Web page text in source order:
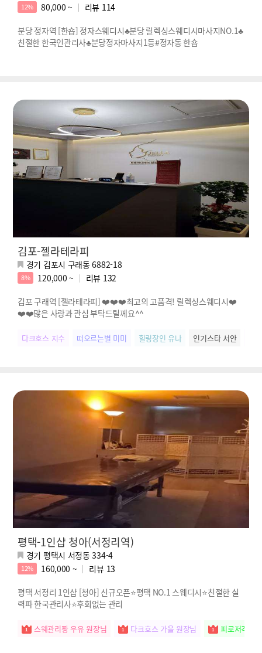
12% 80,000 ~ 리뷰 114
분당 정자역 [한숍] 정자스웨디시♣분당 릴렉싱스웨디시마사지NO.1♣
친절한 한국인관리사♣분당정자마사지1등#정자동 한숍
김포-젤라테라피
경기 김포시 구래동 6882-18
8% 120,000 ~ 리뷰 132
김포 구래역 [젤라테라피] ❤️❤️❤️최고의 고품격! 릴렉싱스웨디시❤️
❤️❤️많은 사랑과 관심 부탁드릴께요^^
다크호스 지수 떠오르는별 미미 힐링장인 유나 인기스타 서안
평택-1인샵 청아(서정리역)
경기 평택시 서정동 334-4
12% 160,000 ~ 리뷰 13
평택 서정리 1인샵 [청아] 신규오픈⭐평택 NO.1 스웨디시⭐친절한 실
력파 한국관리사⭐후회없는 관리
스웨관리짱 우유 원장님 다크호스 가을 원장님 피로저격수